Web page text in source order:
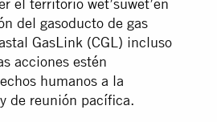
del gasoducto de gas
GasLink (CGL) incluso
acciones estén
humanos a la
de reunión pacífica.